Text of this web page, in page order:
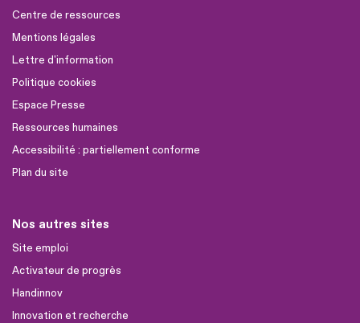
Centre de ressources
Mentions légales
Lettre d'information
Politique cookies
Espace Presse
Ressources humaines
Accessibilité : partiellement conforme
Plan du site
Nos autres sites
Site emploi
Activateur de progrès
Handinnov
Innovation et recherche